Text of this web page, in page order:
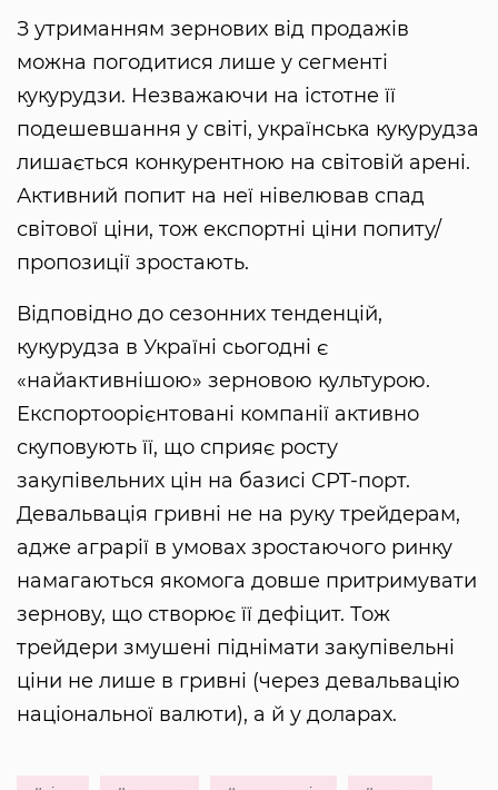
З утриманням зернових від продажів
можна погодитися лише у сегменті
кукурудзи. Незважаючи на істотне її
подешевшання у світі, українська кукурудза
лишається конкурентною на світовій арені.
Активний попит на неї нівелював спад
світової ціни, тож експортні ціни попиту/
пропозиції зростають.
Відповідно до сезонних тенденцій,
кукурудза в Україні сьогодні є
«найактивнішою» зерновою культурою.
Експортоорієнтовані компанії активно
скуповують її, що сприяє росту
закупівельних цін на базисі СРТ-порт.
Девальвація гривні не на руку трейдерам,
адже аграрії в умовах зростаючого ринку
намагаються якомога довше притримувати
зернову, що створює її дефіцит. Тож
трейдери змушені піднімати закупівельні
ціни не лише в гривні (через девальвацію
національної валюти), а й у доларах.